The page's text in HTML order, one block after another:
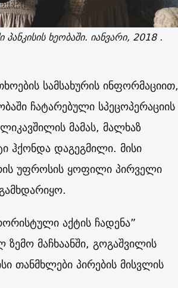
ხეობაში. იანვარი, 2018 .
სამსახურის ინფორმაციით,
ჩატარებული სპეცოპერაციის
მამას, მალხაზ
ჰქონდა დაგეგმილი. მისი
უფროსის ყოფილი პირველი
აქტის ჩადენა”
მაჩხაანში, გოგაშვილის
თანმხლები პირების მისვლის